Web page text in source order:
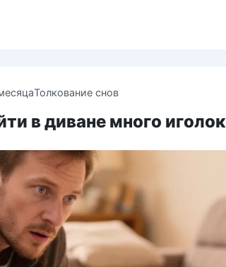
Толкование снов
в диване много